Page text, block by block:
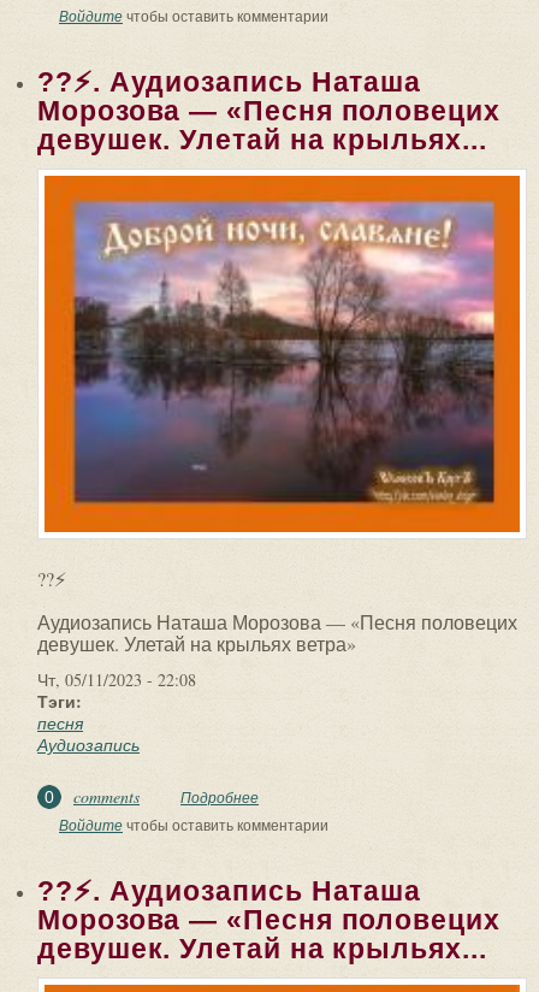
Ясный Сокол (1975). Видеозапись
Войдитечтобы оставить комментарии
??⚡. Аудиозапись Наташа
Морозова — «Песня половецих
девушек. Улетай на крыльях...
??⚡
Аудиозапись Наташа Морозова — «Песня половецих
девушек. Улетай на крыльях ветра»
Чт, 05/11/2023 - 22:08
Тэги:
песня
Аудиозапись
0 comments Подробнее
— «Песня половецих девушек. Улетай
Войдитечтобы оставить комментарии
??⚡. Аудиозапись Наташа
Морозова — «Песня половецих
девушек. Улетай на крыльях...